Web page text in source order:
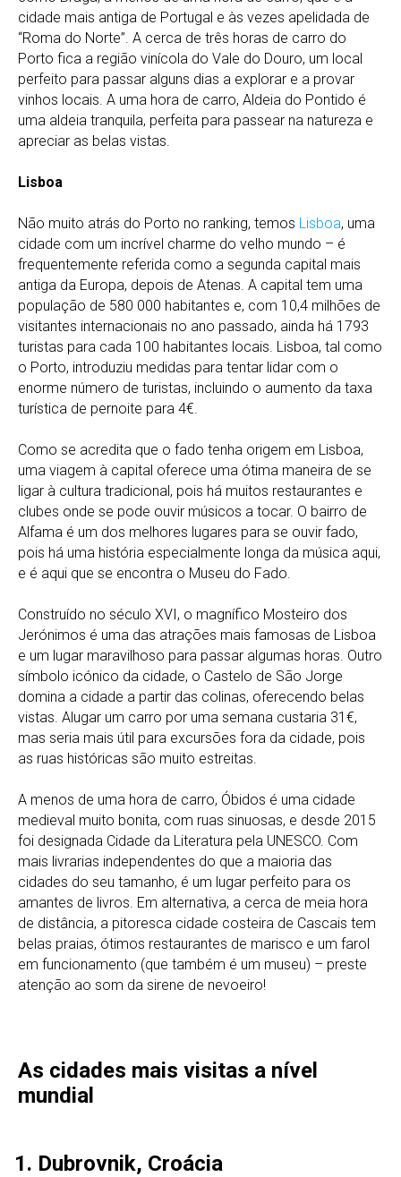
cidade mais antiga de Portugal e às vezes apelidada de
“Roma do Norte”. A cerca de três horas de carro do
Porto fica a região vinícola do Vale do Douro, um local
perfeito para passar alguns dias a explorar e a provar
vinhos locais. A uma hora de carro, Aldeia do Pontido é
uma aldeia tranquila, perfeita para passear na natureza e
apreciar as belas vistas.
Lisboa
Não muito atrás do Porto no ranking, temos Lisboa, uma
cidade com um incrível charme do velho mundo – é
frequentemente referida como a segunda capital mais
antiga da Europa, depois de Atenas. A capital tem uma
população de 580 000 habitantes e, com 10,4 milhões de
visitantes internacionais no ano passado, ainda há 1793
turistas para cada 100 habitantes locais. Lisboa, tal como
o Porto, introduziu medidas para tentar lidar com o
enorme número de turistas, incluindo o aumento da taxa
turística de pernoite para 4€.
Como se acredita que o fado tenha origem em Lisboa,
uma viagem à capital oferece uma ótima maneira de se
ligar à cultura tradicional, pois há muitos restaurantes e
clubes onde se pode ouvir músicos a tocar. O bairro de
Alfama é um dos melhores lugares para se ouvir fado,
pois há uma história especialmente longa da música aqui,
e é aqui que se encontra o Museu do Fado.
Construído no século XVI, o magnífico Mosteiro dos
Jerónimos é uma das atrações mais famosas de Lisboa
e um lugar maravilhoso para passar algumas horas. Outro
símbolo icónico da cidade, o Castelo de São Jorge
domina a cidade a partir das colinas, oferecendo belas
vistas. Alugar um carro por uma semana custaria 31€,
mas seria mais útil para excursões fora da cidade, pois
as ruas históricas são muito estreitas.
A menos de uma hora de carro, Óbidos é uma cidade
medieval muito bonita, com ruas sinuosas, e desde 2015
foi designada Cidade da Literatura pela UNESCO. Com
mais livrarias independentes do que a maioria das
cidades do seu tamanho, é um lugar perfeito para os
amantes de livros. Em alternativa, a cerca de meia hora
de distância, a pitoresca cidade costeira de Cascais tem
belas praias, ótimos restaurantes de marisco e um farol
em funcionamento (que também é um museu) – preste
atenção ao som da sirene de nevoeiro!
As cidades mais visitas a nível
mundial
Dubrovnik, Croácia